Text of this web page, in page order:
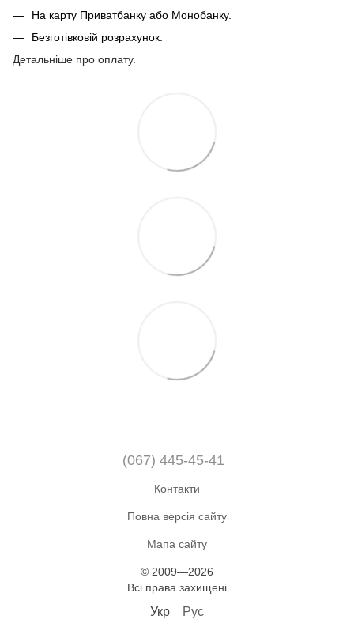
На карту Приватбанку або Монобанку.
Безготівковій розрахунок.
Детальніше про оплату.
(067) 445-45-41
Контакти
Повна версія сайту
Мапа сайту
© 2009—2026
Всі права захищені
Укр Рус